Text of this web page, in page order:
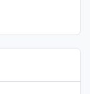
Como Afeta cPanel